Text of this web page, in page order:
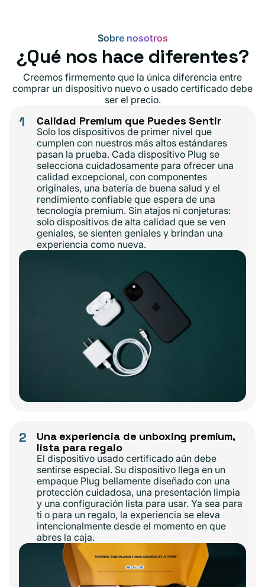
Sobre nosotros
¿Qué nos hace diferentes?
Creemos firmemente que la única diferencia entre
comprar un dispositivo nuevo o usado certificado debe
ser el precio.
1 Calidad Premium que Puedes Sentir
Solo los dispositivos de primer nivel que
cumplen con nuestros más altos estándares
pasan la prueba. Cada dispositivo Plug se
selecciona cuidadosamente para ofrecer una
calidad excepcional, con componentes
originales, una batería de buena salud y el
rendimiento confiable que espera de una
tecnología premium. Sin atajos ni conjeturas:
solo dispositivos de alta calidad que se ven
geniales, se sienten geniales y brindan una
experiencia como nueva.
2
Una experiencia de unboxing premium,
lista para regalo
El dispositivo usado certificado aún debe
sentirse especial. Su dispositivo llega en un
empaque Plug bellamente diseñado con una
protección cuidadosa, una presentación limpia
y una configuración lista para usar. Ya sea para
ti o para un regalo, la experiencia se eleva
intencionalmente desde el momento en que
abres la caja.